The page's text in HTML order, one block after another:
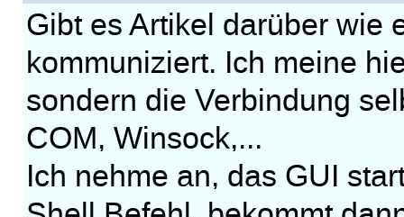
Gibt es Artikel darüber wie
kommuniziert. Ich meine
sondern die Verbindung
COM, Winsock,...
Ich nehme an, das GUI